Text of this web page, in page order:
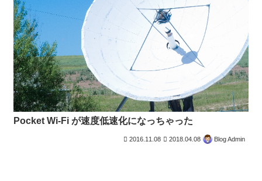
Pocket Wi-Fi が速度低速化になっちゃった
2016.11.08 2018.04.08 Blog Admin